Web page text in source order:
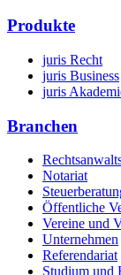
Produkte
juris Recht
juris Business
juris
Branchen
Notariat
Öffentliche
Vereine und
Unternehmen
Referendariat
Studium und